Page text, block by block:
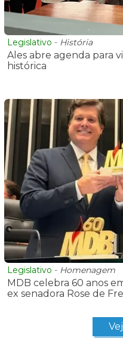
Legislativo - História
Ales abre agenda para
histórica
Legislativo - Homenagem
MDB celebra 60 anos
ex senadora Rose de